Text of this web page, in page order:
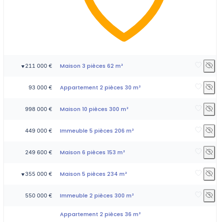
▼ 211 000 € Maison 3 pièces 62 m²
93 000 € Appartement 2 pièces 30 m²
998 000 € Maison 10 pièces 300 m²
449 000 € Immeuble 5 pièces 206 m²
249 600 € Maison 6 pièces 153 m²
▼355 000 € Maison 5 pièces 234 m²
550 000 € Immeuble 2 pièces 300 m²
Appartement 2 pièces 36 m²